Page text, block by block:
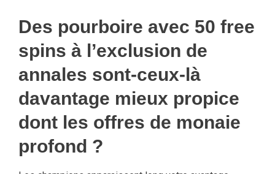
Des pourboire avec 50 free
spins à l’exclusion de
annales sont-ceux-là
davantage mieux propice
dont les offres de monaie
profond ?